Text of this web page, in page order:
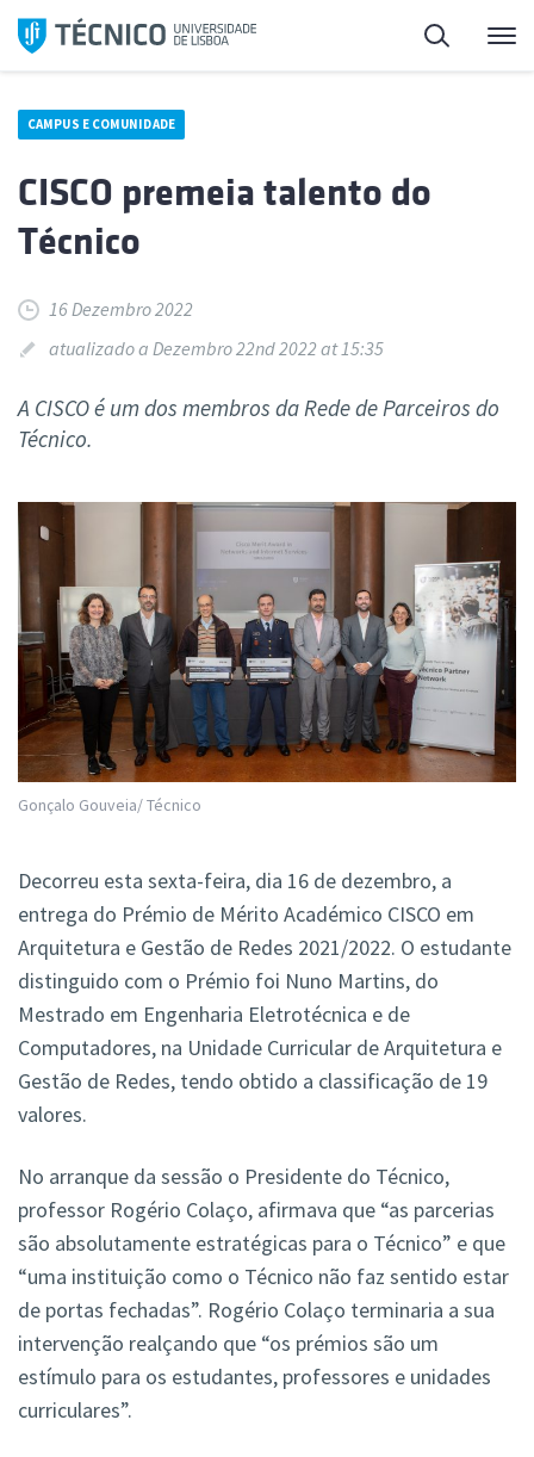
Saltar
para
Pesquisa
CAMPUS E COMUNIDADE
CISCO premeia talento do
Técnico
16 Dezembro 2022
atualizado a Dezembro 22nd 2022 at 15:35
A CISCO é um dos membros da Rede de Parceiros do
Técnico.
Gonçalo Gouveia/ Técnico
Decorreu esta sexta-feira, dia 16 de dezembro, a
entrega do Prémio de Mérito Académico CISCO em
Arquitetura e Gestão de Redes 2021/2022. O estudante
distinguido com o Prémio foi Nuno Martins, do
Mestrado em Engenharia Eletrotécnica e de
Computadores, na Unidade Curricular de Arquitetura e
Gestão de Redes, tendo obtido a classificação de 19
valores.
No arranque da sessão o Presidente do Técnico,
professor Rogério Colaço, afirmava que “as parcerias
são absolutamente estratégicas para o Técnico” e que
“uma instituição como o Técnico não faz sentido estar
de portas fechadas”. Rogério Colaço terminaria a sua
intervenção realçando que “os prémios são um
estímulo para os estudantes, professores e unidades
curriculares”.